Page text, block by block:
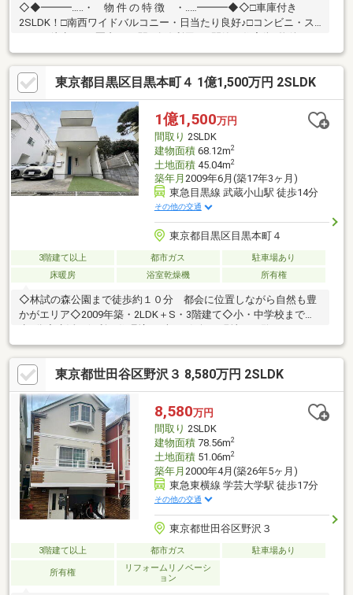
◇◆━━━…‥・ 物 件 の 特 徴 ・‥…━━━◆◇□車庫付き
2SLDK！□南西ワイドバルコニー・日当たり良好♪□コンビニ・ス
ーパー徒歩500m圏内！□2駅2路線利用可□閑静な住宅街♪物件のお
問合せはアドキャスト三軒茶屋支店まで【0120-974-313】♪♪
東京都目黒区目黒本町４ 1億1,500万円 2SLDK
1億1,500万円
間取り 2SLDK
建物面積68.12m2
土地面積45.04m2
築年月 2009年6月(築17年3ヶ月)
東急目黒線 武蔵小山駅 徒歩14分
その他の交通
東京都目黒区目黒本町４
3階建て以上 都市ガス
駐車場あり
床暖房
浴室乾燥機 所有権
◇林試の森公園まで徒歩約１０分 都会に位置しながら自然も豊
かがエリア◇2009年築・2LDK＋S・3階建て◇小・中学校まで徒
せ。物件の詳細について、ご見学希望のお客様は下記番号までお
気軽にご連絡下さい。お問い合わせ専用フリーダイヤル 【0120-
104-132】東京都世田谷区野沢３ 8,580万円 2SLDK
8,580万円
間取り 2SLDK
建物面積78.56m2
土地面積51.06m2
築年月 2000年4月(築26年5ヶ月)
東急東横線 学芸大学駅 徒歩17分
その他の交通
東京都世田谷区野沢３
3階建て以上 都市ガス 駐車場あり
所有権
リフォームリノベーシ
ョン